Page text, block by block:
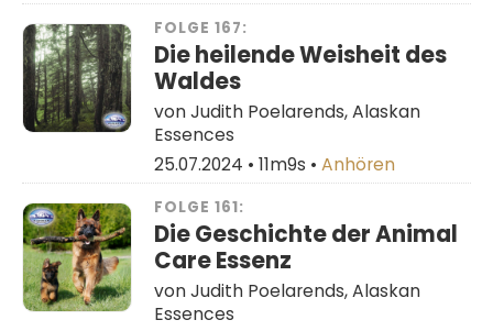
FOLGE 167:
Die heilende Weisheit des
Waldes
von Judith Poelarends, Alaskan
Essences
25.07.2024 • 11m9s • Anhören
FOLGE 161:
Die Geschichte der Animal
Care Essenz
von Judith Poelarends, Alaskan
Essences